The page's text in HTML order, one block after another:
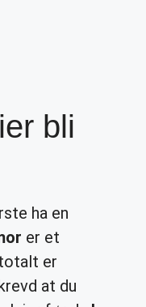
bli
ha en
er et
er
at du